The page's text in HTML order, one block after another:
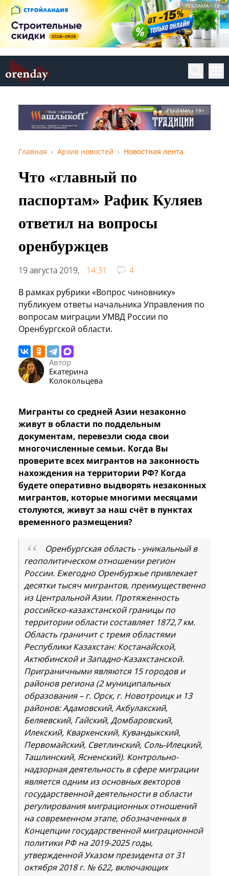
РЕКЛАМА • 18+
РЕКЛАМА • 18+
Главная Архив новостей Новостная лента
Что «главный по
паспортам» Рафик Куляев
ответил на вопросы
оренбуржцев
19 августа 2019, 14:31
4
В рамках рубрики «Вопрос чиновнику»
публикуем ответы начальника Управления по
вопросам миграции УМВД России по
Оренбургской области.
Автор
Екатерина
Колокольцева
Мигранты со средней Азии незаконно
живут в области по поддельным
документам, перевезли сюда свои
многочисленные семьи. Когда Вы
проверите всех мигрантов на законность
нахождения на территории РФ? Когда
будете оперативно выдворять незаконных
мигрантов, которые многими месяцами
столуются, живут за наш счёт в пунктах
временного размещения?
Оренбургская область - уникальный в
геополитическом отношении регион
России. Ежегодно Оренбуржье привлекает
десятки тысяч мигрантов, преимущественно
из Центральной Азии. Протяженность
российско-казахстанской границы по
территории области составляет 1872,7 км.
Область граничит с тремя областями
Республики Казахстан: Костанайской,
Актюбинской и Западно-Казахстанской.
Приграничными являются 15 городов и
районов региона (2 муниципальных
образования – г. Орск, г. Новотроицк и 13
районов: Адамовский, Акбулакский,
Беляевский, Гайский, Домбаровский,
Илекский, Кваркенский, Кувандыкский,
Первомайский, Светлинский, Соль-Илецкий,
Ташлинский, Ясненский). Контрольно-
надзорная деятельность в сфере миграции
является одним из основных векторов
государственной деятельности в области
регулирования миграционных отношений
на современном этапе, обозначенных в
Концепции государственной миграционной
политики РФ на 2019-2025 годы,
утвержденной Указом президента от 31
октября 2018 г. № 622, включающих